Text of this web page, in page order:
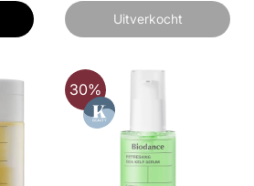
Uitverkocht
30%